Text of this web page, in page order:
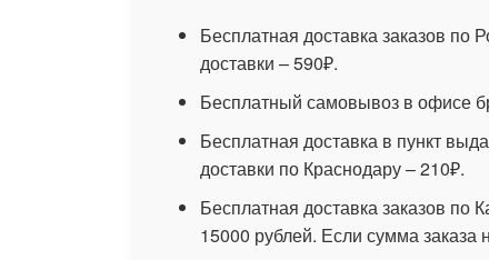
Бесплатная доставка заказов по
доставки – 590₽.
Бесплатный самовывоз в офисе
Бесплатная доставка в пункт
доставки по Краснодару – 210₽.
Бесплатная доставка заказов по
15000 рублей. Если сумма заказа